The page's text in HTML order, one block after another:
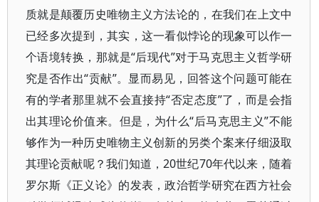
质就是颠覆历史唯物主义方法论的，在我们在上文中
已经多次提到，其实，这一看似悖论的现象可以作一
个语境转换，那就是“后现代”对于马克思主义哲学研
究是否作出“贡献”。显而易见，回答这个问题可能在
有的学者那里就不会直接持“否定态度”了，而是会指
出其理论价值来。但是，为什么“后马克思主义”不能
够作为一种历史唯物主义创新的另类个案来仔细汲取
其理论贡献呢？我们知道，20世纪70年代以来，随着
罗尔斯《正义论》的发表，政治哲学研究在西方社会